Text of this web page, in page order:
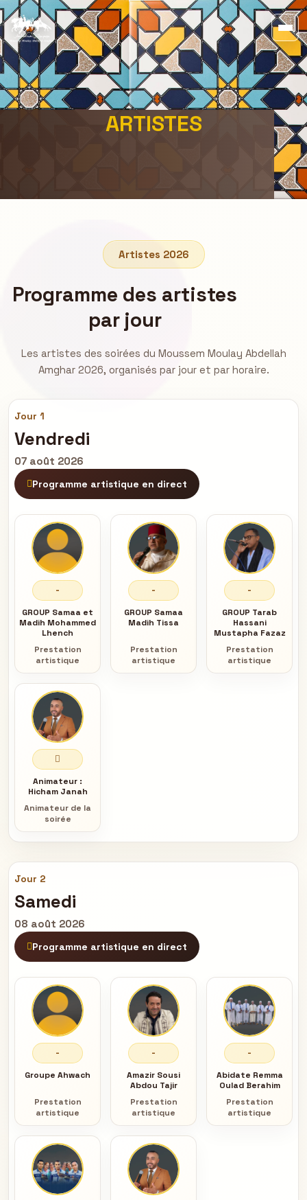
ARTISTES
Artistes 2026
Programme des artistes
par jour
Les artistes des soirées du Moussem Moulay Abdellah
Amghar 2026, organisés par jour et par horaire.
Jour 1
Vendredi
07 août 2026
Programme artistique en direct
-
GROUP Samaa et
Madih Mohammed
Lhench
Prestation
artistique
-
GROUP Samaa
Madih Tissa
Prestation
artistique
-
GROUP Tarab
Hassani
Mustapha Fazaz
Prestation
artistique
Animateur :
Hicham Janah
Animateur de la
soirée
Jour 2
Samedi
08 août 2026
Programme artistique en direct
-
Groupe Ahwach
Prestation
artistique
-
Amazir Sousi
Abdou Tajir
Prestation
artistique
-
Abidate Remma
Oulad Berahim
Prestation
artistique